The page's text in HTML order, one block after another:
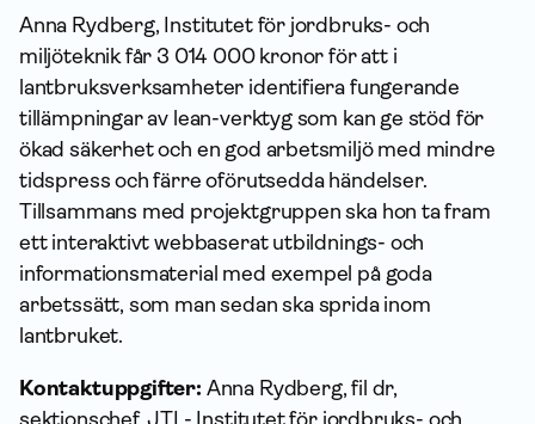
Anna Rydberg, Institutet för jordbruks- och
miljöteknik får 3 014 000 kronor för att i
lantbruksverksamheter identifiera fungerande
tillämpningar av lean-verktyg som kan ge stöd för
ökad säkerhet och en god arbetsmiljö med mindre
tidspress och färre oförutsedda händelser.
Tillsammans med projektgruppen ska hon ta fram
ett interaktivt webbaserat utbildnings- och
informationsmaterial med exempel på goda
arbetssätt, som man sedan ska sprida inom
lantbruket.
Kontaktuppgifter: Anna Rydberg, fil dr,
sektionschef, JTI - Institutet för jordbruks- och